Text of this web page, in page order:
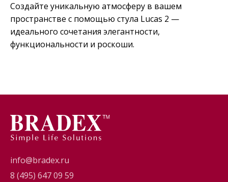
Создайте уникальную атмосферу в вашем
пространстве с помощью стула Lucas 2 —
идеального сочетания элегантности,
функциональности и роскоши.
info@bradex.ru
8 (495) 647 09 59